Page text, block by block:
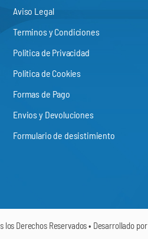
Aviso Legal
Terminos y Condiciones
Politica de Privacidad
Politica de Cookies
Formas de Pago
Envios y Devoluciones
Formulario de desistimiento
Derechos Reservados • Desarrollado por